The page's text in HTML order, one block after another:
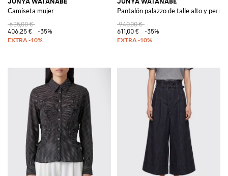
Camiseta mujer
625,00 €
406,25 €
-35%
Pantalón palazzo de talle alto y
940,00 €
611,00 €
-35%